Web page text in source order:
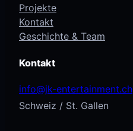
Projekte
Kontakt
Geschichte & Team
Kontakt
info@jk-entertainment.ch
Schweiz / St. Gallen